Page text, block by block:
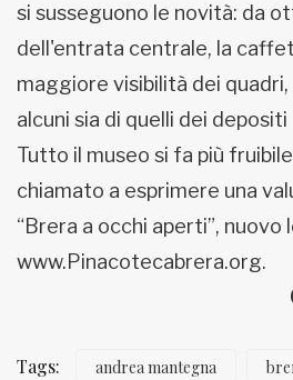
si susseguono le novità: da
dell'entrata centrale, la
maggiore visibilità dei
alcuni sia di quelli dei
Tutto il museo si fa più
chiamato a esprimere una
“Brera a occhi aperti”, nuovo
www.Pinacotecabrera.org.
Tags: andrea mantegna